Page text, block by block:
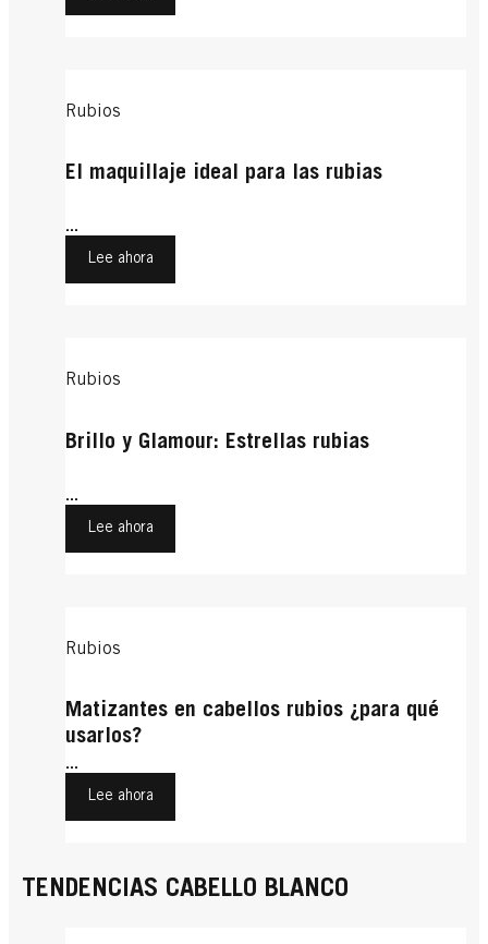
Rubios
El maquillaje ideal para las rubias
...
Lee ahora
Rubios
Brillo y Glamour: Estrellas rubias
...
Lee ahora
Rubios
Matizantes en cabellos rubios ¿para qué
usarlos?
...
Lee ahora
TENDENCIAS CABELLO BLANCO